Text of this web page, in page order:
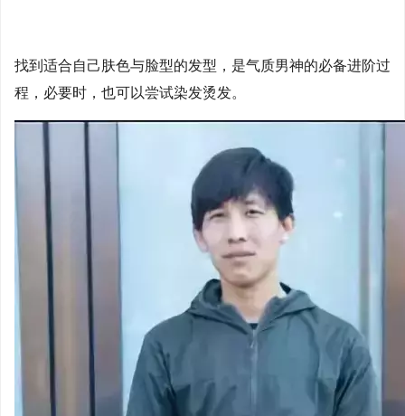
找到适合自己肤色与脸型的发型，是气质男神的必备进阶过
程，必要时，也可以尝试染发烫发。